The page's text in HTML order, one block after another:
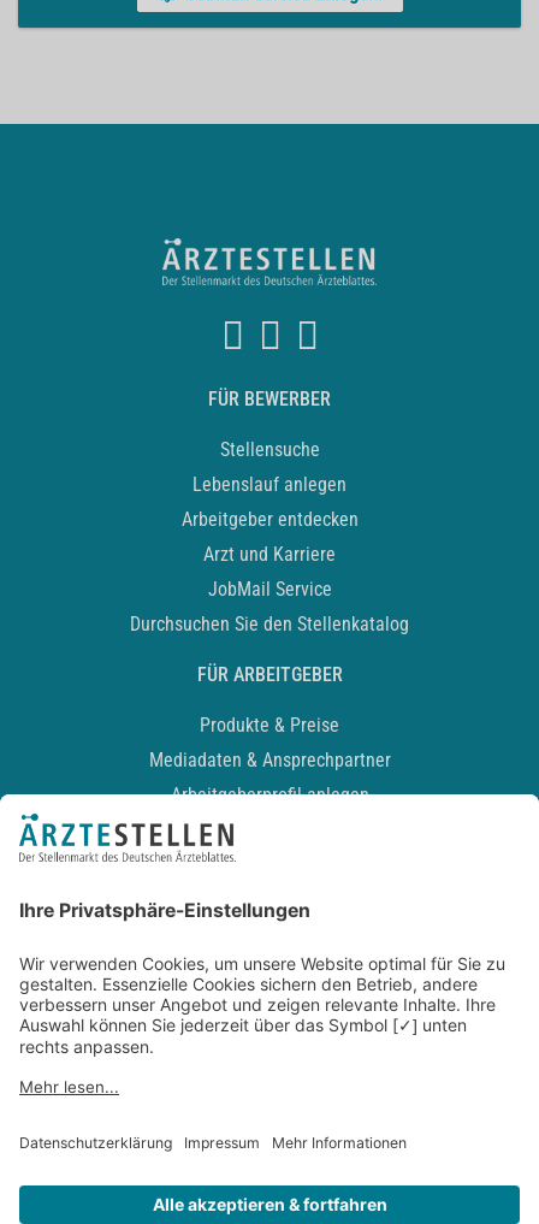
FÜR BEWERBER
Stellensuche
Lebenslauf anlegen
Arbeitgeber entdecken
Arzt und Karriere
JobMail Service
Durchsuchen Sie den Stellenkatalog
FÜR ARBEITGEBER
Produkte & Preise
Mediadaten & Ansprechpartner
Arbeitgeberprofil anlegen
Recruiting-Podcast
Kontakt
Datenschutz
Newsletter